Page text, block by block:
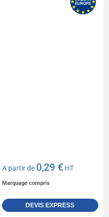
A partir de 0,29 € HT
Marquage compris
DEVIS EXPRESS